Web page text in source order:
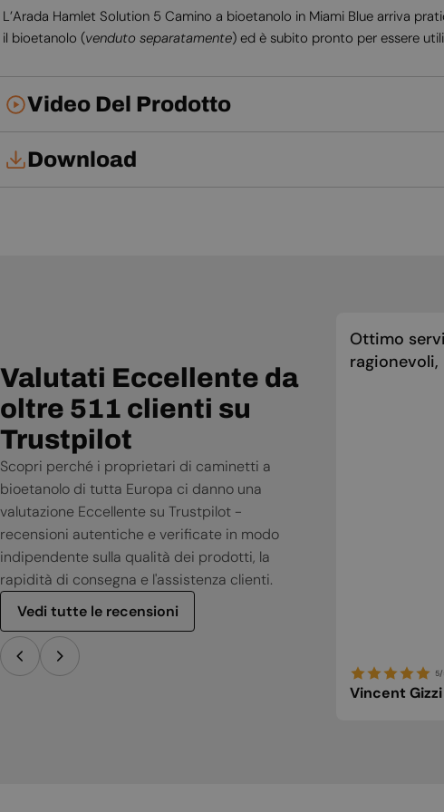
L’Arada Hamlet Solution 5 Camino a bioetanolo in Miami Blue arriva
il bioetanolo (venduto separatamente) ed è subito pronto per essere
Video Del Prodotto
Download
Valutati Eccellente da
oltre 511 clienti su
Trustpilot
Scopri perché i proprietari di caminetti a
bioetanolo di tutta Europa ci danno una
valutazione Eccellente su Trustpilot -
recensioni autentiche e verificate in modo
indipendente sulla qualità dei prodotti, la
rapidità di consegna e l'assistenza clienti.
Vedi tutte le recensioni
Ottimo
Vincent Gizzi